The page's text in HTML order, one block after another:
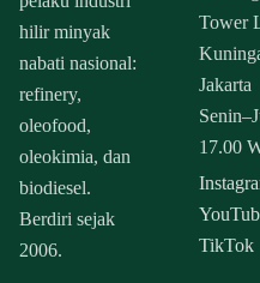
hilir minyak
nabati nasional:
refinery,
oleofood,
oleokimia, dan
biodiesel.
Berdiri sejak
2006.
Tower
Jakarta
17.00
TikTok